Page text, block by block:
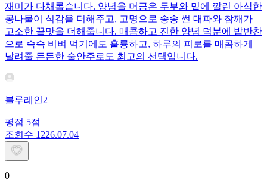
재미가 다채롭습니다. 양념을 머금은 두부와 밑에 깔린 아삭한
콩나물이 식감을 더해주고, 고명으로 송송 썬 대파와 참깨가
고소한 끝맛을 더해줍니다. 매콤하고 진한 양념 덕분에 밥반찬
으로 슥슥 비벼 먹기에도 훌륭하고, 하루의 피로를 매콤하게
날려줄 든든한 술안주로도 최고의 선택입니다.
블루레인2
평점 5점
조회수 1226.07.04
0